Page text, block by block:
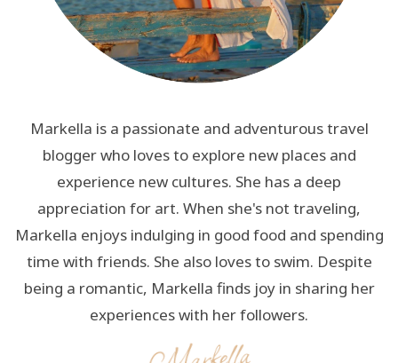
Markella is a passionate and adventurous travel
blogger who loves to explore new places and
experience new cultures. She has a deep
appreciation for art. When she's not traveling,
Markella enjoys indulging in good food and spending
time with friends. She also loves to swim. Despite
being a romantic, Markella finds joy in sharing her
experiences with her followers.